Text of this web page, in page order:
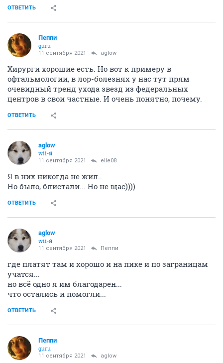
ОТВЕТИТЬ
Пeппи
guru
11 сентября 2021 aglow
Хирурги хорошие есть. Но вот к примеру в
офтальмологии, в лор-болезнях у нас тут прям
очевидный тренд ухода звезд из федеральных
центров в свои частные. И очень понятно, почему.
ОТВЕТИТЬ
aglow
wii-й
11 сентября 2021 elle08
Я в них никогда не жил..
Но было, блистали... Но не щас))))
ОТВЕТИТЬ
aglow
wii-й
11 сентября 2021 Пeппи
где платят там и хорошо и на пике и по заграницам
учатся...
но всё одно я им благодарен...
что остались и помогли...
ОТВЕТИТЬ
Пeппи
guru
11 сентября 2021 aglow